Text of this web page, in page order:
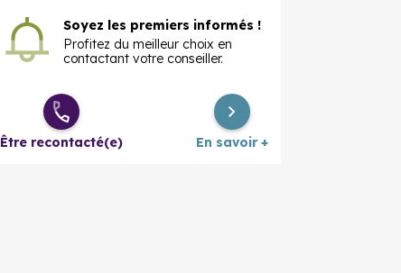
Soyez les premiers informés !
Profitez du meilleur choix en
contactant votre conseiller.
Être recontacté(e) En savoir +